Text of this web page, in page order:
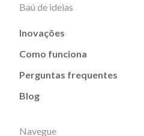
Baú de ideias
Inovações
Como funciona
Perguntas frequentes
Blog
Navegue